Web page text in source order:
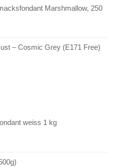
Marshmallow, 250
– Cosmic Grey (E171 Free)
weiss 1 kg